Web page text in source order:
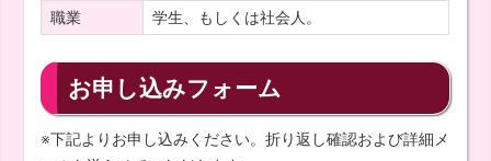
職業 学生、もしくは社会人。
お申し込みフォーム
※下記よりお申し込みください。折り返し確認および詳細メ